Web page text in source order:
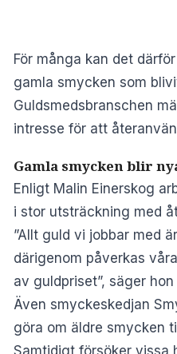
För många kan det
gamla smycken som
Guldsmedsbranschen
intresse för att
Gamla smycken blir
Enligt Malin Einerskog
i stor utsträckning med
”Allt guld vi jobbar med
därigenom påverkas
av guldpriset”, säger hon
Även smyckeskedjan
göra om äldre smycken
Samtidigt försöker vissa